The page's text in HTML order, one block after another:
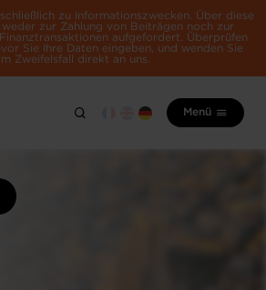
zu Informationszwecken. Über diese
zur Zahlung von Beiträgen noch zur
aufgefordert. Überprüfen
Sie Ihre Daten eingeben, und wenden Sie
Zweifelsfall direkt an uns.
Menü